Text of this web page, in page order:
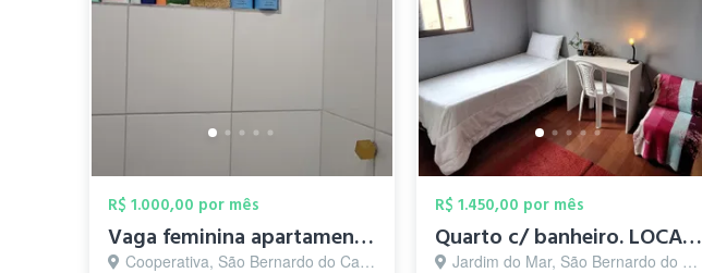
R$ 1.000,00 por mês
Vaga feminina apartamento
Cooperativa, São Bernardo do Campo - SP
R$ 1.450,00 por mês
Quarto c/ banheiro. LOCALIZAÇÃO PRIVILEG...
Jardim do Mar, São Bernardo do Campo - SP